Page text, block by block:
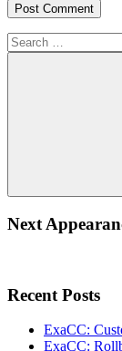
Search
for:
Next
Recent Posts
ExaCC:
ExaCC: